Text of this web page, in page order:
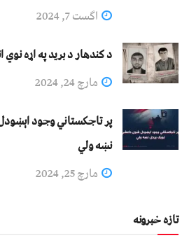
اگست 7, 2024
د کندهار د برید په اړه
مارچ 24, 2024
پر تاجکستاني وجود
نښه ولي
مارچ 25, 2024
تازه خبرونه